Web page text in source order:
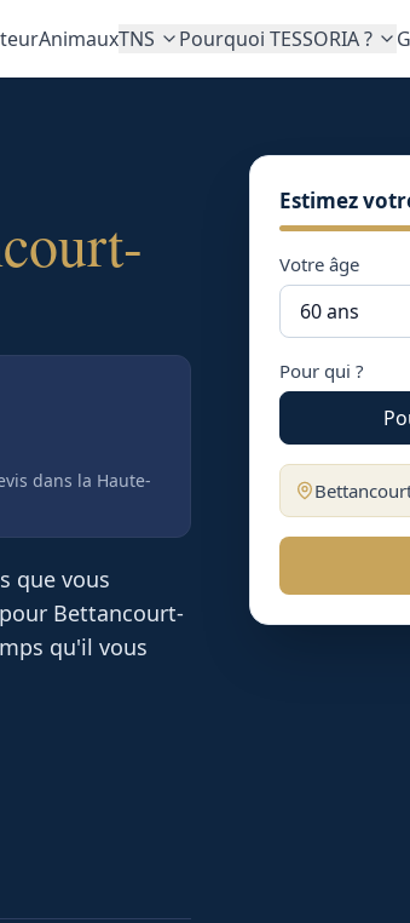
AnimauxTNS Pourquoi TESSORIA ?
dans la Haute-
que vous
Bettancourt-
qu'il vous
Estimez
Votre âge
Pour qui ?